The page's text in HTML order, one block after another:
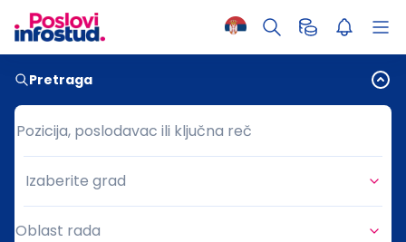
Pretraga
Pozicija, poslodavac ili ključna reč
Pozicija, poslodavac ili ključna reč
Grad
Izaberite grad
Oblast rada